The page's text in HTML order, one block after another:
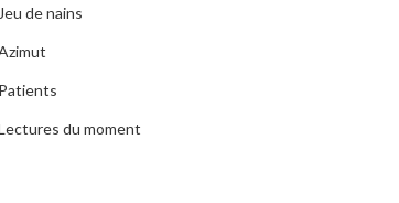
Jeu de nains
Patients
du moment